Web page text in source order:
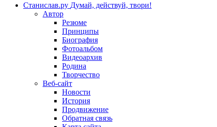
Станислав.ру Думай, действуй, твори!
Автор
Резюме
Принципы
Биография
Фотоальбом
Видеоархив
Родина
Творчество
Веб-сайт
Новости
История
Продвижение
Обратная связь